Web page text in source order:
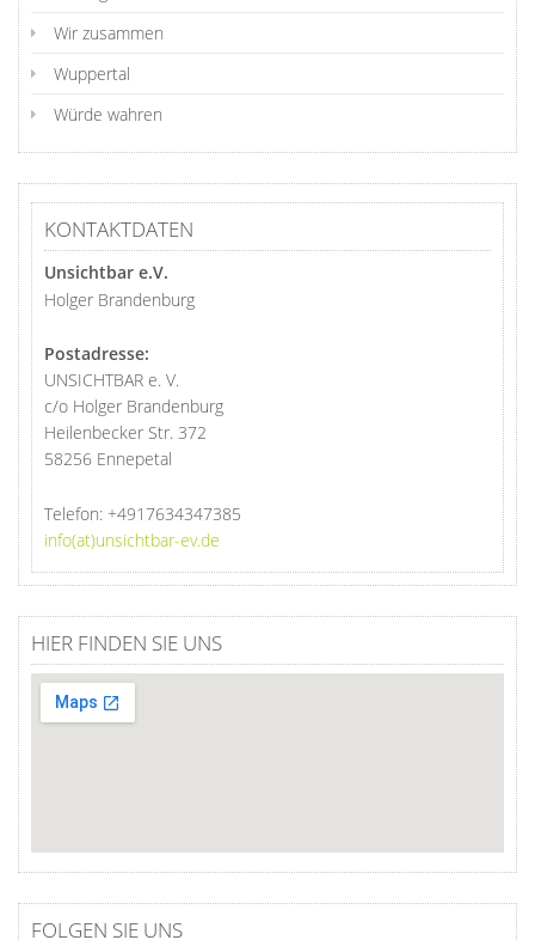
Wir zusammen
Wuppertal
Würde wahren
KONTAKTDATEN
Unsichtbar e.V.
Holger Brandenburg
Postadresse:
UNSICHTBAR e. V.
c/o Holger Brandenburg
Heilenbecker Str. 372
58256 Ennepetal
Telefon: +4917634347385
info(at)unsichtbar-ev.de
HIER FINDEN SIE UNS
FOLGEN SIE UNS